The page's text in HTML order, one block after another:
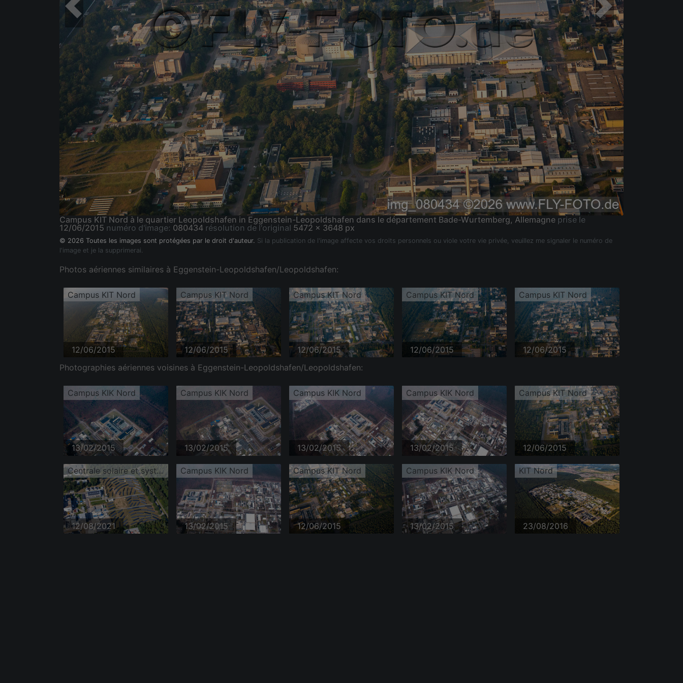
Campus KIT Nord à le quartier Leopoldshafen in Eggenstein-Leopoldshafen dans le département Bade-Wurtemberg, Allemagne prise le
12/06/2015 numéro d'image: 080434 résolution de l'original 5472 x 3648 px
© 2026 Toutes les images sont protégées par le droit d'auteur. Si la publication de l'image affecte vos droits personnels ou viole votre vie privée, veuillez me signaler le numéro de
l'image et je la supprimerai.
Photos aériennes similaires à Eggenstein-Leopoldshafen/Leopoldshafen:
Campus KIT Nord
12/06/2015
Campus KIT Nord
12/06/2015
Campus KIT Nord
12/06/2015
Campus KIT Nord
12/06/2015
Campus KIT Nord
12/06/2015
Photographies aériennes voisines à Eggenstein-Leopoldshafen/Leopoldshafen:
Campus KIK Nord
13/02/2015
Campus KIK Nord
13/02/2015
Campus KIK Nord
13/02/2015
Campus KIK Nord
13/02/2015
Campus KIT Nord
12/06/2015
Centrale solaire et systèmes photovoltaïques sur Untergrombacher Straße du campus nord du KIT
12/08/2021
Campus KIK Nord
13/02/2015
Campus KIT Nord
12/06/2015
Campus KIK Nord
13/02/2015
KIT Nord
23/08/2016